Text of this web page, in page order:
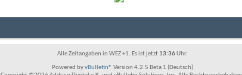
Alle Zeitangaben in WEZ +1. Es ist jetzt 13:36Uhr.
Powered byvBulletin® Version 4.2.5 Beta 1 (Deutsch)